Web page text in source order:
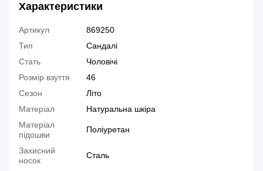
Характеристики
Артикул
869250
Тип
Сандалі
Стать
Чоловічі
Розмір взуття
46
Сезон
Літо
Матеріал
Натуральна шкіра
Матеріал
підошви
Поліуретан
Захисний
носок
Сталь